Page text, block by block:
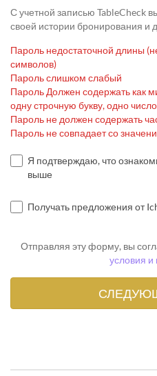
С учетной записью TableCheck
своей истории бронирования и
Пароль недостаточной длины
символов)
Пароль слишком слабый
Пароль Должен содержать как
одну строчную букву, одно
Пароль не должен содержать
Пароль не совпадает со
Я подтверждаю, что
выше
Получать предложения от
Отправляя эту форму, вы
условия и